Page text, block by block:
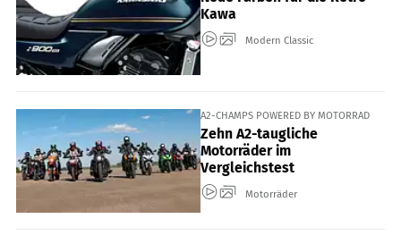
Kawa
Modern Classic
A2-CHAMPS POWERED BY MOTORRAD
Zehn A2-taugliche
Motorräder im
Vergleichstest
Motorräder